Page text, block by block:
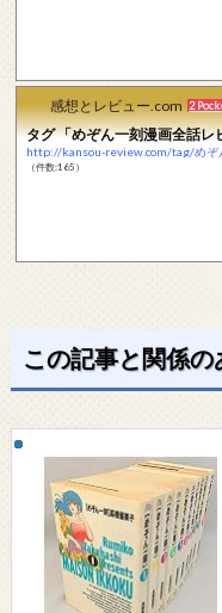
感想とレビュー.com 2
タグ 「めぞん一刻漫画全話レ
http://kansou-review.com/tag/めぞ
（件数:165）
この記事と関係の